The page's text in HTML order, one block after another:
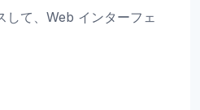
して、Web インターフェ